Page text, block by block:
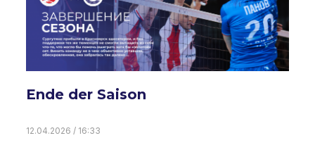
Ende der Saison
12.04.2026 / 16:33